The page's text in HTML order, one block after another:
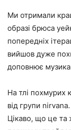
Ми отримали
образі брюса
попередніх
вийшов дуже
доповнює
На тлі похмурих
від групи
Цікаво, що це та